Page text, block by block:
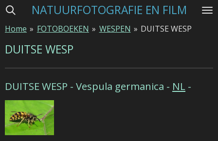
Ga
naar
de
NATUURFOTOGRAFIE EN FILM
Home » FOTOBOEKEN » WESPEN » DUITSE WESP
DUITSE WESP
DUITSE WESP - Vespula germanica - NL -